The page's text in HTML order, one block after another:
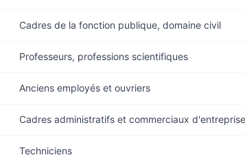
Cadres de la fonction publique, domaine civil
Professeurs, professions scientifiques
Anciens employés et ouvriers
Cadres administratifs et commerciaux d'entreprise
Techniciens